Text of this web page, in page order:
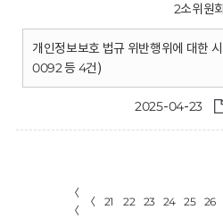
2소위원회
개인정보보호 법규 위반행위에 대한
0092 등 4건)
2025-04-23
〈
〈
〈 21 22 23 24 25 26